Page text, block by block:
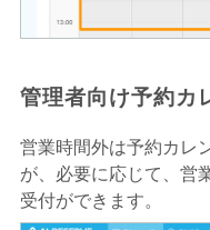
管理者向け予約カ
営業時間外は予約カレ
が、必要に応じて、営
受付ができます。